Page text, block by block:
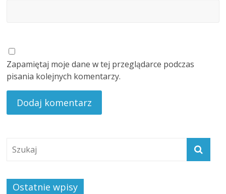
Zapamiętaj moje dane w tej przeglądarce podczas
pisania kolejnych komentarzy.
Ostatnie wpisy